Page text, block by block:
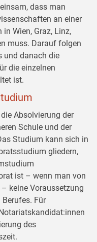
dass man
an einer
Wien, Graz, Linz,
muss. Darauf folgen
und danach die
die einzelnen
ist.
Absolvierung der
Schule und der
Studium kann sich in
gliedern,
ist – wenn man von
keine Voraussetzung
Für
des